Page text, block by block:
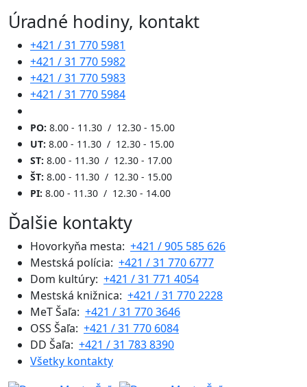
Úradné hodiny, kontakt
+421 / 31 770 5981
+421 / 31 770 5982
+421 / 31 770 5983
+421 / 31 770 5984
PO: 8.00 - 11.30 / 12.30 - 15.00
UT: 8.00 - 11.30 / 12.30 - 15.00
ST: 8.00 - 11.30 / 12.30 - 17.00
ŠT: 8.00 - 11.30 / 12.30 - 15.00
PI: 8.00 - 11.30 / 12.30 - 14.00
Ďalšie kontakty
Hovorkyňa mesta: +421 / 905 585 626
Mestská polícia: +421 / 31 770 6777
Dom kultúry: +421 / 31 771 4054
Mestská knižnica: +421 / 31 770 2228
MeT Šaľa: +421 / 31 770 3646
OSS Šaľa: +421 / 31 770 6084
DD Šaľa: +421 / 31 783 8390
Všetky kontakty